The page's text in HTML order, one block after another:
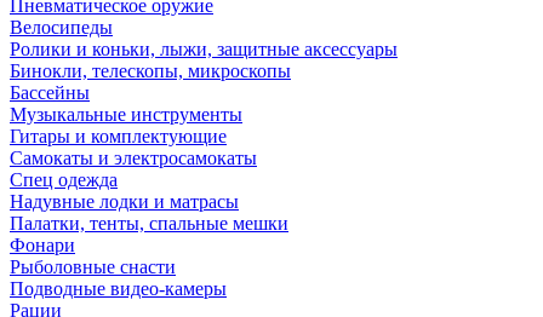
Пневматическое оружие
Велосипеды
Ролики и коньки, лыжи, защитные аксессуары
Бинокли, телескопы, микроскопы
Бассейны
Музыкальные инструменты
Гитары и комплектующие
Самокаты и электросамокаты
Спец одежда
Надувные лодки и матрасы
Палатки, тенты, спальные мешки
Фонари
Рыболовные снасти
Подводные видео-камеры
Рации